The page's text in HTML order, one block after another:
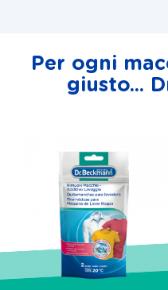
Per ogni
giusto...